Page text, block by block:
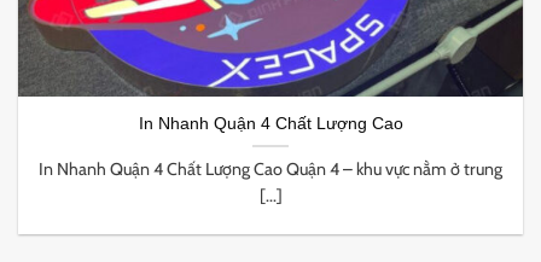
In Nhanh Quận 4 Chất Lượng Cao
In Nhanh Quận 4 Chất Lượng Cao Quận 4 – khu vực nằm ở trung
[...]